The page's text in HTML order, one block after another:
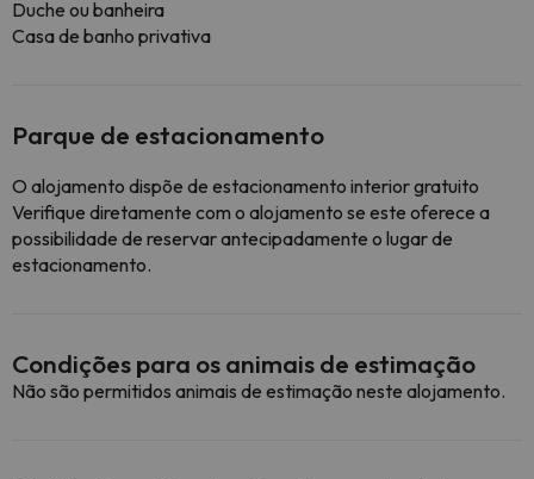
Duche ou banheira
Casa de banho privativa
Parque de estacionamento
O alojamento dispõe de estacionamento interior gratuito
Verifique diretamente com o alojamento se este oferece a
possibilidade de reservar antecipadamente o lugar de
estacionamento.
Condições para os animais de estimação
Não são permitidos animais de estimação neste alojamento.